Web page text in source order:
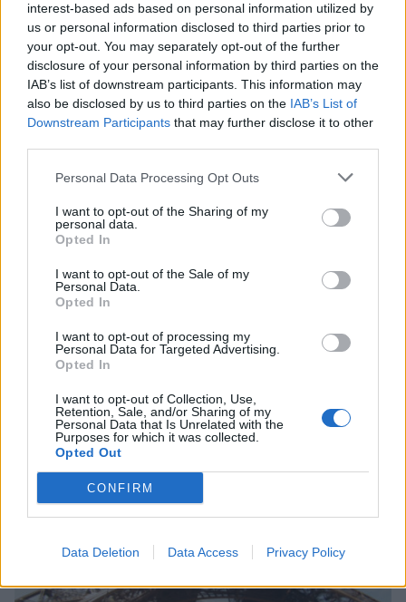
interest-based ads based on personal information utilized by
us or personal information disclosed to third parties prior to
your opt-out. You may separately opt-out of the further
disclosure of your personal information by third parties on the
IAB’s list of downstream participants. This information may
also be disclosed by us to third parties on the IAB’s List of
Downstream Participants that may further disclose it to other
Personal Data Processing Opt Outs
I want to opt-out of the Sharing of my
personal data.
Opted In
I want to opt-out of the Sale of my
Personal Data.
Opted In
I want to opt-out of processing my
Personal Data for Targeted Advertising.
Opted In
I want to opt-out of Collection, Use,
Retention, Sale, and/or Sharing of my
Personal Data that Is Unrelated with the
Purposes for which it was collected.
Opted Out
CONFIRM
Data Deletion Data Access Privacy Policy
Rikossarja paljastui Turun
saaristossa – poliisi epäilee viittä
nuorukaista
4
MATKAILU
Teneriffa kielsi uimarannan
sakkorangaistuksella
5